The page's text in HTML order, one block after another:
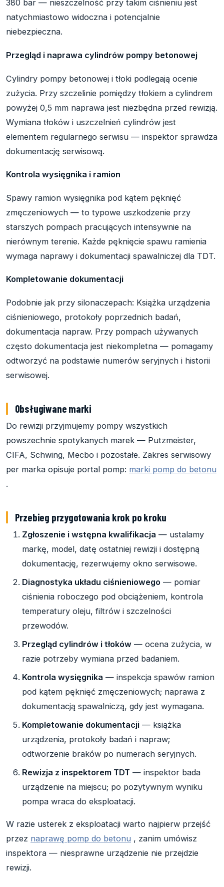
380 bar — nieszczelność przy takim ciśnieniu jest
natychmiastowo widoczna i potencjalnie
niebezpieczna.
Przegląd i naprawa cylindrów pompy betonowej
Cylindry pompy betonowej i tłoki podlegają ocenie
zużycia. Przy szczelinie pomiędzy tłokiem a cylindrem
powyżej 0,5 mm naprawa jest niezbędna przed rewizją.
Wymiana tłoków i uszczelnień cylindrów jest
elementem regularnego serwisu — inspektor sprawdza
dokumentację serwisową.
Kontrola wysięgnika i ramion
Spawy ramion wysięgnika pod kątem pęknięć
zmęczeniowych — to typowe uszkodzenie przy
starszych pompach pracujących intensywnie na
nierównym terenie. Każde pęknięcie spawu ramienia
wymaga naprawy i dokumentacji spawalniczej dla TDT.
Kompletowanie dokumentacji
Podobnie jak przy silonaczepach: Książka urządzenia
ciśnieniowego, protokoły poprzednich badań,
dokumentacja napraw. Przy pompach używanych
często dokumentacja jest niekompletna — pomagamy
odtworzyć na podstawie numerów seryjnych i historii
serwisowej.
Obsługiwane marki
Do rewizji przyjmujemy pompy wszystkich
powszechnie spotykanych marek — Putzmeister,
CIFA, Schwing, Mecbo i pozostałe. Zakres serwisowy
per marka opisuje portal pomp: marki pomp do betonu
.
Przebieg przygotowania krok po kroku
Zgłoszenie i wstępna kwalifikacja — ustalamy
markę, model, datę ostatniej rewizji i dostępną
dokumentację, rezerwujemy okno serwisowe.
Diagnostyka układu ciśnieniowego — pomiar
ciśnienia roboczego pod obciążeniem, kontrola
temperatury oleju, filtrów i szczelności
przewodów.
Przegląd cylindrów i tłoków — ocena zużycia, w
razie potrzeby wymiana przed badaniem.
Kontrola wysięgnika — inspekcja spawów ramion
pod kątem pęknięć zmęczeniowych; naprawa z
dokumentacją spawalniczą, gdy jest wymagana.
Kompletowanie dokumentacji — książka
urządzenia, protokoły badań i napraw;
odtworzenie braków po numerach seryjnych.
Rewizja z inspektorem TDT — inspektor bada
urządzenie na miejscu; po pozytywnym wyniku
pompa wraca do eksploatacji.
W razie usterek z eksploatacji warto najpierw przejść
przez naprawę pomp do betonu , zanim umówisz
inspektora — niesprawne urządzenie nie przejdzie
rewizji.